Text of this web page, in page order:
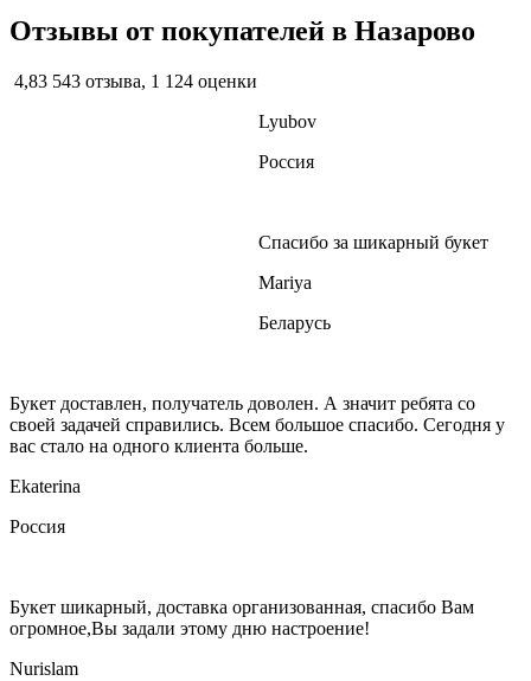
Отзывы от покупателей в Назарово
4,83 543 отзыва, 1 124 оценки
Lyubov
Россия
Спасибо за шикарный букет
Mariya
Беларусь
Букет доставлен, получатель доволен. А значит ребята со
своей задачей справились. Всем большое спасибо. Сегодня у
вас стало на одного клиента больше.
Ekaterina
Россия
Букет шикарный, доставка организованная, спасибо Вам
огромное,Вы задали этому дню настроение!
Nurislam